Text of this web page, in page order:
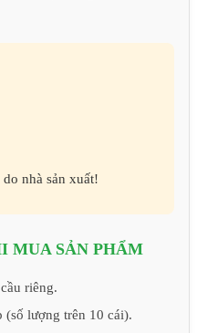
nhà sản xuất!
MUA SẢN PHẨM
riêng.
(số lượng trên 10 cái).